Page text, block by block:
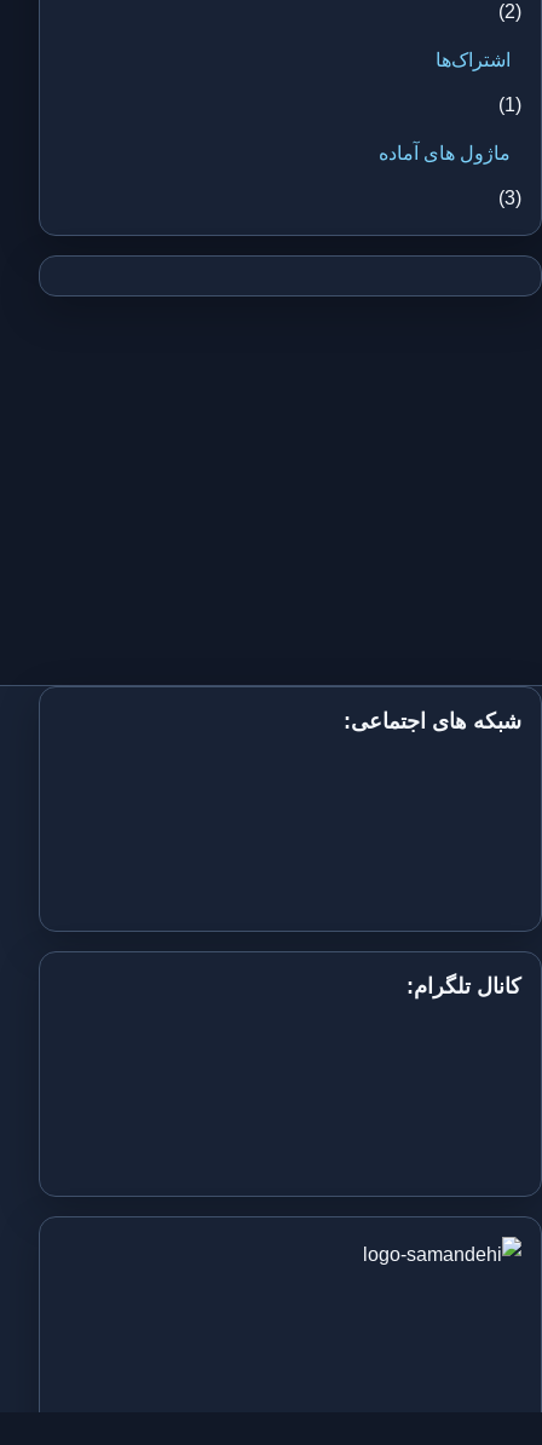
(2)
اشتراک‌ها
(1)
ماژول های آماده
(3)
شبکه های اجتماعی:
کانال تلگرام: